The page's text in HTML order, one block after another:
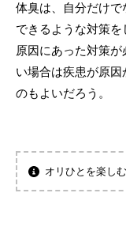
体臭は、自分だけ
できるような対策を
原因にあった対策
い場合は疾患が原
のもよいだろう。
オリひとを楽し